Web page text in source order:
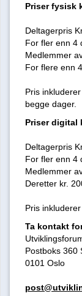
Priser fysisk
Deltagerpris
For fler enn 4
Medlemmer
For flere enn
Pris
begge dager.
Priser digital
Deltagerpris
For fler enn 4
Medlemmer
Deretter kr.
Pris
Ta kontakt
Postboks 360
0101 Oslo